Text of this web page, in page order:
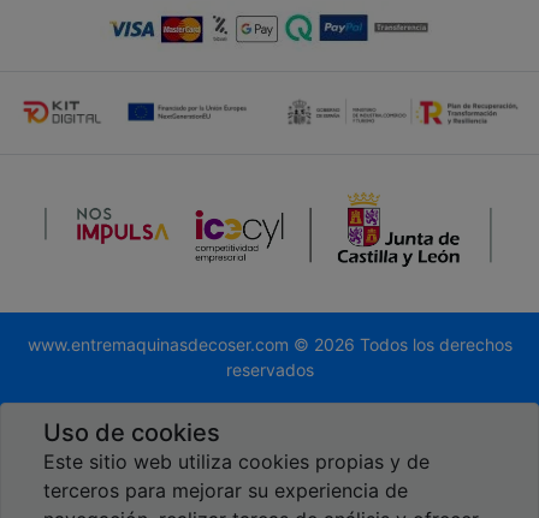
www.entremaquinasdecoser.com © 2026 Todos los derechos
reservados
Uso de cookies
Este sitio web utiliza cookies propias y de
terceros para mejorar su experiencia de